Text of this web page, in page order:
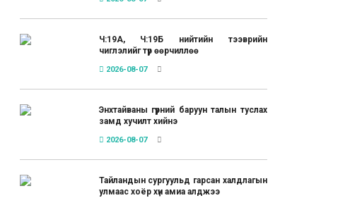
Ч:19А, Ч:19Б нийтийн тээврийн
чиглэлийг түр өөрчиллөө
2026-08-07
Энхтайваны гүүрний баруун талын туслах
замд хучилт хийнэ
2026-08-07
Тайландын сургуульд гарсан халдлагын
улмаас хоёр хүн амиа алджээ